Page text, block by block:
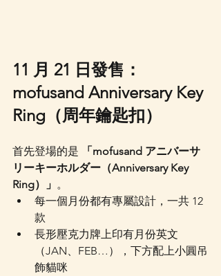
11 月 21 日發售：
mofusand Anniversary Key
Ring（周年鑰匙扣）
首先登場的是
「mofusand アニバーサ
リーキーホルダー（Anniversary Key
Ring）」 。
每一個月份都有專屬設計，一共 12
款
長形壓克力牌上印有月份英文
（JAN、FEB…），下方配上小圓吊
飾貓咪